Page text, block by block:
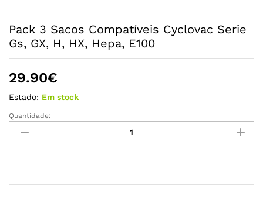
Pack 3 Sacos Compatíveis Cyclovac Serie
Gs, GX, H, HX, Hepa, E100
29.90€
Estado: Em stock
Pack
Sacos
Serie
Quantidade: